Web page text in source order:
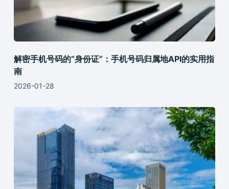
解密手机号码的“身份证”：手机号码归属地API的实用指
南
2026-01-28